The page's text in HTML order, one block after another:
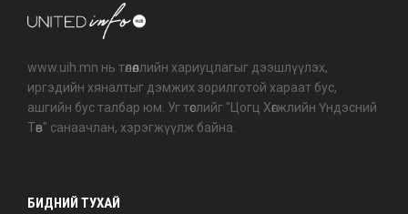
www.uih.mn нь төлөөллийн хариуцлагыг дээшлүүлэх,
иргэдийн хяналтыг дэмжих зорилготой хараат бус,
ашгийн бус талбар юм. Уг төслийг "Цогц Хөгжлийн Үндэсний
Төв" санаачлан, хэрэгжүүлж байна.
БИДНИЙ ТУХАЙ